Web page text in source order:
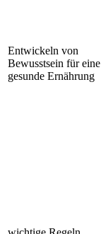
Entwickeln von
Bewusstsein für eine
gesunde Ernährung